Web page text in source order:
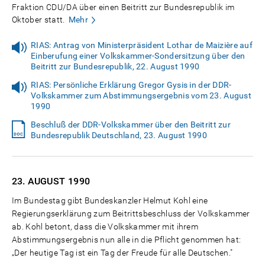
Fraktion CDU/DA über einen Beitritt zur Bundesrepublik im
Oktober statt.
Mehr
RIAS: Antrag von Ministerpräsident Lothar de Maizière auf
Einberufung einer Volkskammer-Sondersitzung über den
Beitritt zur Bundesrepublik, 22. August 1990
RIAS: Persönliche Erklärung Gregor Gysis in der DDR-
Volkskammer zum Abstimmungsergebnis vom 23. August
1990
Beschluß der DDR-Volkskammer über den Beitritt zur
Bundesrepublik Deutschland, 23. August 1990
23. AUGUST 1990
Im Bundestag gibt Bundeskanzler Helmut Kohl eine
Regierungserklärung zum Beitrittsbeschluss der Volkskammer
ab. Kohl betont, dass die Volkskammer mit ihrem
Abstimmungsergebnis nun alle in die Pflicht genommen hat:
„Der heutige Tag ist ein Tag der Freude für alle Deutschen."